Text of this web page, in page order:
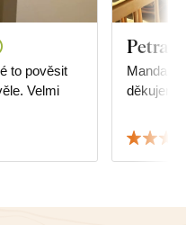
to pověsit
Velmi
Petra
Mandala